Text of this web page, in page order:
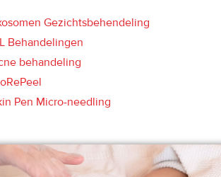
Gezichtsbehendeling
Behandelingen
behandeling
Pen Micro-needling